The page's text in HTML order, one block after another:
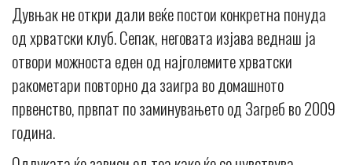
Дувњак не откри дали веќе постои конкретна понуда
од хрватски клуб. Сепак, неговата изјава веднаш ја
отвори можноста еден од најголемите хрватски
ракометари повторно да заигра во домашното
првенство, првпат по заминувањето од Загреб во 2009
година.